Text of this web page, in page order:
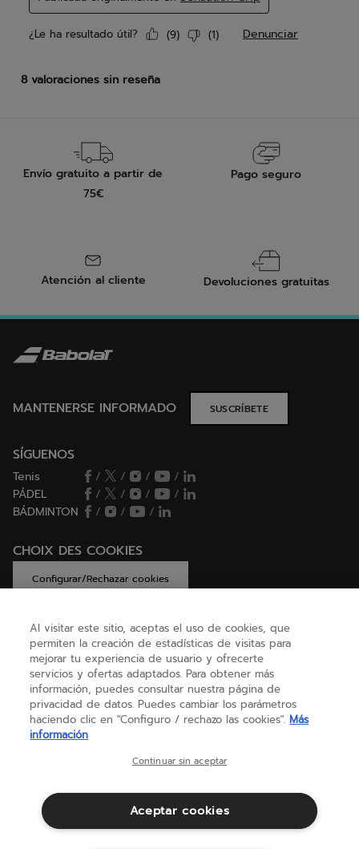
Envío gratuito a partir de
75€
Pago seguro
Atención al cliente Devoluciones gratuitas
MANTENERSE INFORMADO SUSCRÍBETE
SÍGUENOS
Tenis / / /
/
PÁDEL
/ / /
/
BÁDMINTON
/ / /
CHOIX DES COOKIES
Configurar/Rechazar cookies
AYUDA
SOBRE NOSOTROS
Al visitar este sitio, aceptas el uso de cookies, que
permiten la creación de estadísticas de visitas para
mejorar tu experiencia de usuario y ofrecerte
servicios y ofertas adaptados. Para obtener más
información, puedes consultar nuestra página de
privacidad de datos. Puedes cambiar los parámetros
haciendo clic en "Configuro / rechazo las cookies". Más
información
Continuar sin aceptar
Aceptar cookies